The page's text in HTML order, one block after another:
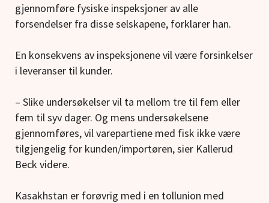
gjennomføre fysiske inspeksjoner av alle
forsendelser fra disse selskapene, forklarer han.
En konsekvens av inspeksjonene vil være forsinkelser
i leveranser til kunder.
– Slike undersøkelser vil ta mellom tre til fem eller
fem til syv dager. Og mens undersøkelsene
gjennomføres, vil varepartiene med fisk ikke være
tilgjengelig for kunden/importøren, sier Kallerud
Beck videre.
Kasakhstan er forøvrig med i en tollunion med